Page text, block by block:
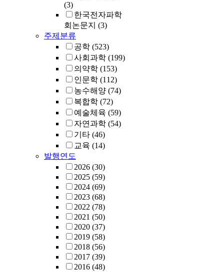
(3)
한국전자파학
회논문지 (3)
주제분류
공학 (523)
사회과학 (199)
의약학 (153)
인문학 (112)
농수해양 (74)
복합학 (72)
예술체육 (59)
자연과학 (54)
기타 (46)
교육 (14)
발행연도
2026 (30)
2025 (59)
2024 (69)
2023 (68)
2022 (78)
2021 (50)
2020 (37)
2019 (58)
2018 (56)
2017 (39)
2016 (48)